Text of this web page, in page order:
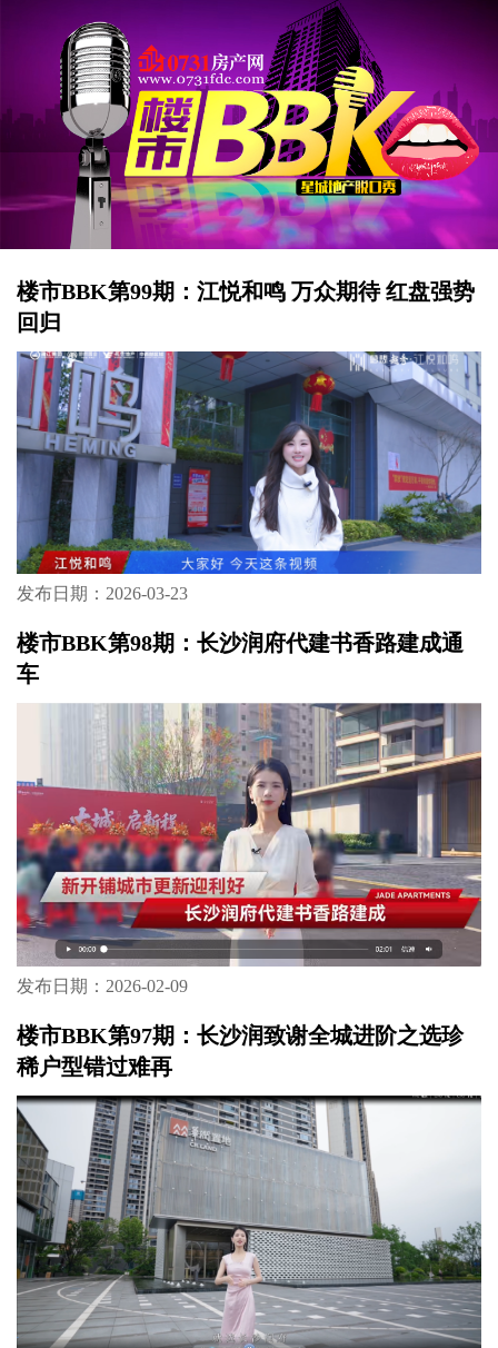
楼市BBK第99期：江悦和鸣 万众期待 红盘强势
回归
发布日期：2026-03-23
楼市BBK第98期：长沙润府代建书香路建成通
车
发布日期：2026-02-09
楼市BBK第97期：长沙润致谢全城进阶之选珍
稀户型错过难再